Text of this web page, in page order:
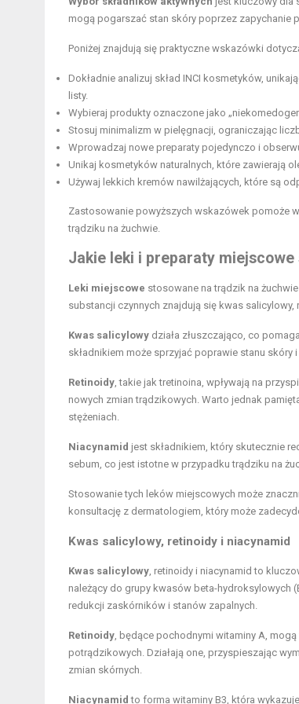
mogą pogarszać stan skóry poprzez zapychanie
Poniżej znajdują się praktyczne wskazówki
Dokładnie analizuj skład INCI kosmetyków,
listy.
Wybieraj produkty oznaczone jako
Stosuj minimalizm w pielęgnacji, ograniczając
Wprowadzaj nowe preparaty pojedynczo i
Unikaj kosmetyków naturalnych, które zawierają
Używaj lekkich kremów nawilżających, które są
Zastosowanie powyższych wskazówek pomoże
trądziku na żuchwie.
Jakie leki i preparaty
Leki miejscowe stosowane na trądzik na
substancji czynnych znajdują się kwas salicylowy,
Kwas salicylowy działa złuszczająco, co
składnikiem może sprzyjać poprawie stanu skóry
Retinoidy , takie jak tretinoina, wpływają na
nowych zmian trądzikowych. Warto jednak
stężeniach.
Niacynamid jest składnikiem, który skutecznie
sebum, co jest istotne w przypadku trądziku na
Stosowanie tych leków miejscowych może
konsultację z dermatologiem, który może
Kwas salicylowy, retinoidy i niacynamid
Kwas salicylowy , retinoidy i niacynamid to
należący do grupy kwasów beta-hydroksylowych
redukcji zaskórników i stanów zapalnych.
Retinoidy , będące pochodnymi witaminy A,
potrądzikowych. Działają one, przyspieszając
zmian skórnych.
Niacynamid to forma witaminy B3, która